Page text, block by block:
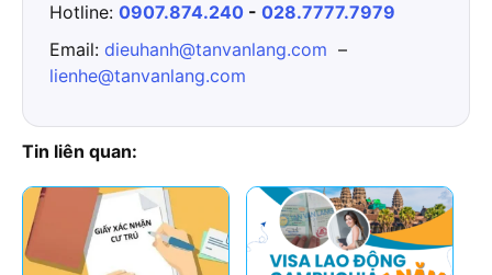
Hotline: 0907.874.240 - 028.7777.7979
Email: dieuhanh@tanvanlang.com –
lienhe@tanvanlang.com
Tin liên quan: